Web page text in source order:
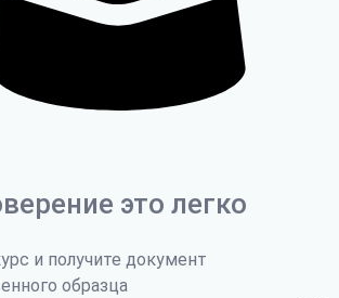
это легко
и получите документ
образца